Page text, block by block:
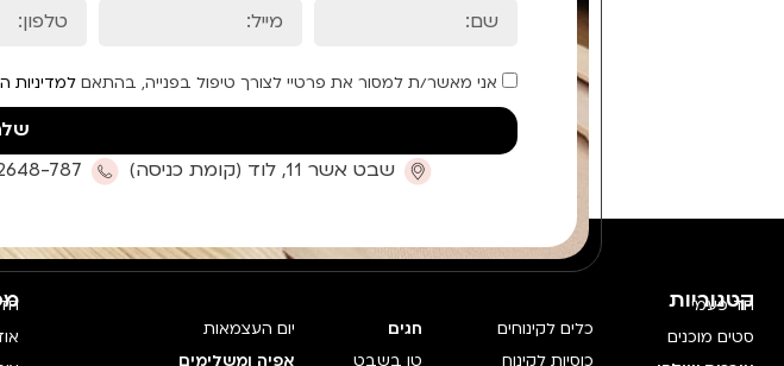
אני מאשר/ת למסור את פרטיי לצורך טיפול בפנייה, בהתאםלמדיניות
שבט אשר 11, לוד (קומת כניסה)
787
קטגוריות
חד פעמי
סטים מוכנים
כלים לקינוחים
כוסיות לקינוח
חגים
טו בשבט
יום העצמאות
אפיה ומשלימים